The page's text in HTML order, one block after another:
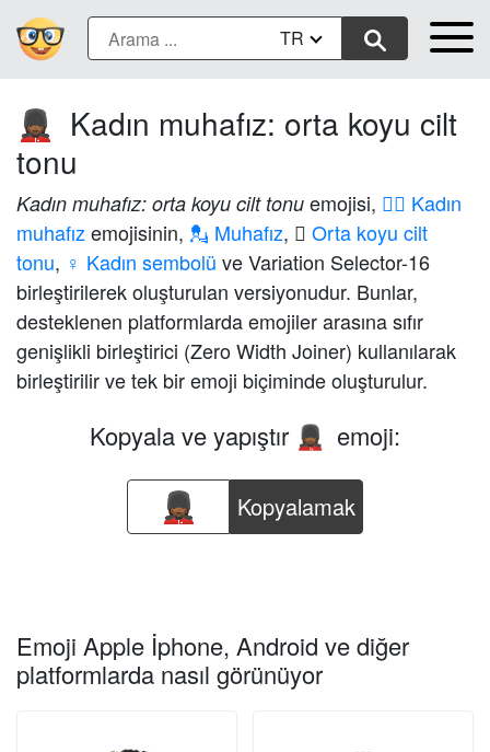
TR
💂🏾‍♀️
Kadın muhafız: orta koyu cilt
tonu
Kadın muhafız: orta koyu cilt tonu emojisi, 💂‍♀️ Kadın
muhafız emojisinin, 💂 Muhafız, 🏾 Orta koyu cilt
tonu, ♀️ Kadın sembolü ve Variation Selector-16
birleştirilerek oluşturulan versiyonudur. Bunlar,
desteklenen platformlarda emojiler arasına sıfır
genişlikli birleştirici (Zero Width Joiner) kullanılarak
birleştirilir ve tek bir emoji biçiminde oluşturulur.
Kopyala ve yapıştır 💂🏾‍♀️ emoji:
Kopyalamak
Emoji Apple İphone, Android ve diğer
platformlarda nasıl görünüyor